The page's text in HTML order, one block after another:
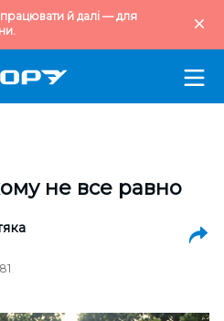
й далі — для
не все равно